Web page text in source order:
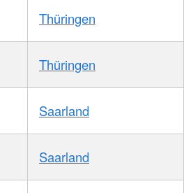
Thüringen
Thüringen
Saarland
Saarland